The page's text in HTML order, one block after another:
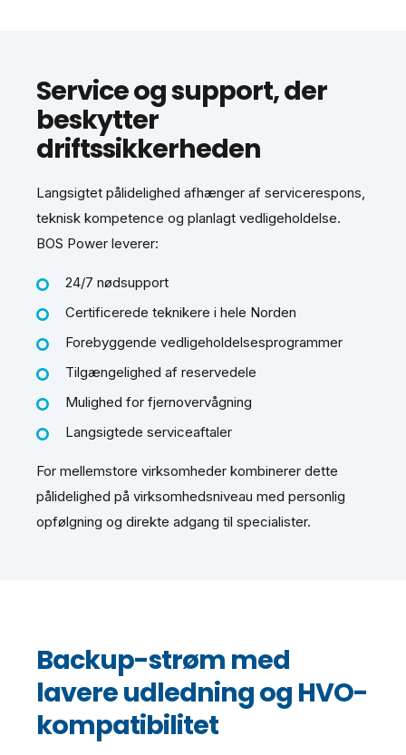
Service og support, der
beskytter
driftssikkerheden
Langsigtet pålidelighed afhænger af servicerespons,
teknisk kompetence og planlagt vedligeholdelse.
BOS Power leverer:
24/7 nødsupport
Certificerede teknikere i hele Norden
Forebyggende vedligeholdelsesprogrammer
Tilgængelighed af reservedele
Mulighed for fjernovervågning
Langsigtede serviceaftaler
For mellemstore virksomheder kombinerer dette
pålidelighed på virksomhedsniveau med personlig
opfølgning og direkte adgang til specialister.
Backup-strøm med
lavere udledning og HVO-
kompatibilitet